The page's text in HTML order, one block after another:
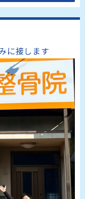
に接します